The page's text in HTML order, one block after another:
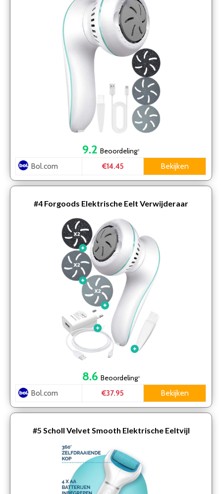
9.2 Beoordeling*
Bol.com €14.45 Bekijken
#4 Forgoods Elektrische Eelt Verwijderaar
8.6 Beoordeling*
Bol.com €37.95 Bekijken
#5 Scholl Velvet Smooth Elektrische Eeltvijl